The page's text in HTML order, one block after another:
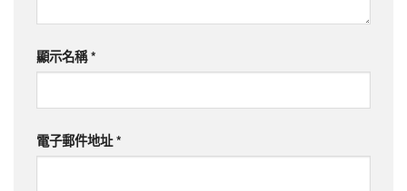
顯示名稱*
電子郵件地址*